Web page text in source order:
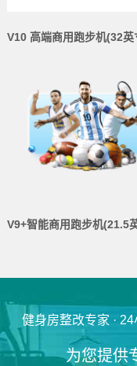
健身房整改专家 ·
为您提供